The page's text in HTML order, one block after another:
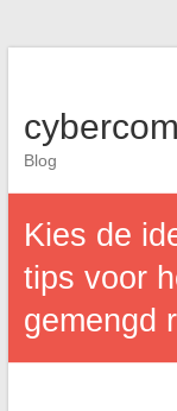
Blog
Kies de
tips voor
gemengd